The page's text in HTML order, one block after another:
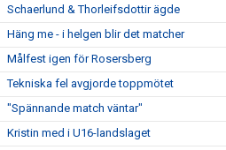
Schaerlund & Thorleifsdottir ägde
Häng me - i helgen blir det matcher
Målfest igen för Rosersberg
Tekniska fel avgjorde toppmötet
"Spännande match väntar"
Kristin med i U16-landslaget